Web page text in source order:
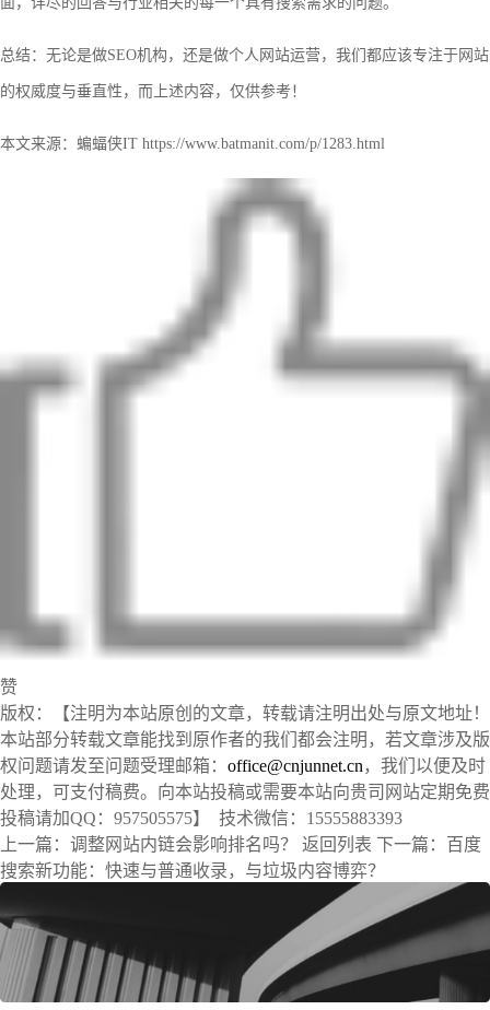
总结：无论是做SEO机构，还是做个人网站运营，我们都应该专注于网站
的权威度与垂直性，而上述内容，仅供参考！
本文来源：蝙蝠侠IT https://www.batmanit.com/p/1283.html
赞
版权：【注明为本站原创的文章，转载请注明出处与原文地址！
本站部分转载文章能找到原作者的我们都会注明，若文章涉及版
权问题请发至问题受理邮箱： office@cnjunnet.cn ，我们以便及时
处理，可支付稿费。向本站投稿或需要本站向贵司网站定期免费
投稿请加QQ：957505575】 技术微信：15555883393
上一篇： 调整网站内链会影响排名吗？ 返回列表 下一篇： 百度
搜索新功能：快速与普通收录，与垃圾内容博弈？